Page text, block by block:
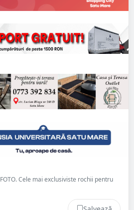
FOTO. Cele mai exclusiviste rochii pentru